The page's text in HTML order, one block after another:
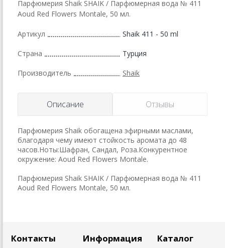
Парфюмерия Shaik SHAIK / Парфюмерная вода № 411
Aoud Red Flowers Montale, 50 мл.
Артикул Shaik 411 - 50 ml
Страна Турция
Производитель Shaik
Описание Отзывы
Парфюмерия Shaik обогащена эфирными маслами,
благодаря чему имеют стойкость аромата до 48
часов.Ноты:Шафран, Сандал, Роза.Конкурентное
окружение: Aoud Red Flowers Montale.
Парфюмерия Shaik SHAIK / Парфюмерная вода № 411
Aoud Red Flowers Montale, 50 мл.
Контакты Информация Каталог